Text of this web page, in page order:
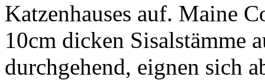
Katzenhauses auf. Maine
10cm dicken Sisalstämme
durchgehend, eignen sich